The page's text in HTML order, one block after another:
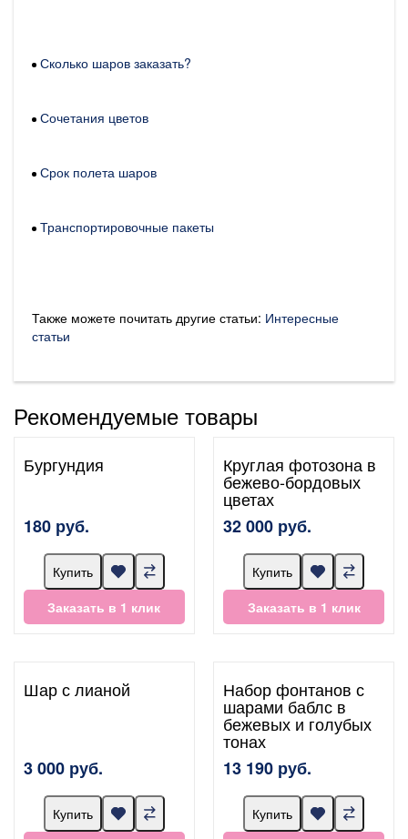
Сколько шаров заказать?
Сочетания цветов
Срок полета шаров
Транспортировочные пакеты
Также можете почитать другие статьи: Интересные
статьи
Рекомендуемые товары
Бургундия
180 руб.
Купить
Заказать в 1 клик
Круглая фотозона в
бежево-бордовых
цветах
32 000 руб.
Купить
Заказать в 1 клик
Шар с лианой
3 000 руб.
Купить
Набор фонтанов с
шарами баблс в
бежевых и голубых
тонах
13 190 руб.
Купить